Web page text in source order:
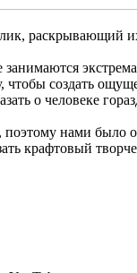
раскрывающий
создать
о человеке
нами было
крафтовый